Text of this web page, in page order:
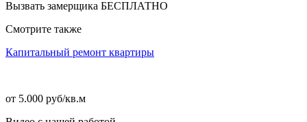
Вызвать замерщика БЕСПЛАТНО
Смотрите также
Капитальный ремонт квартиры
от 5.000 руб/кв.м